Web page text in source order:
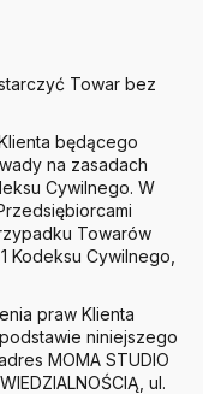
Towar bez
będącego
na zasadach
Cywilnego. W
Towarów
Kodeksu Cywilnego,
praw Klienta
niniejszego
MOMA STUDIO
ul.